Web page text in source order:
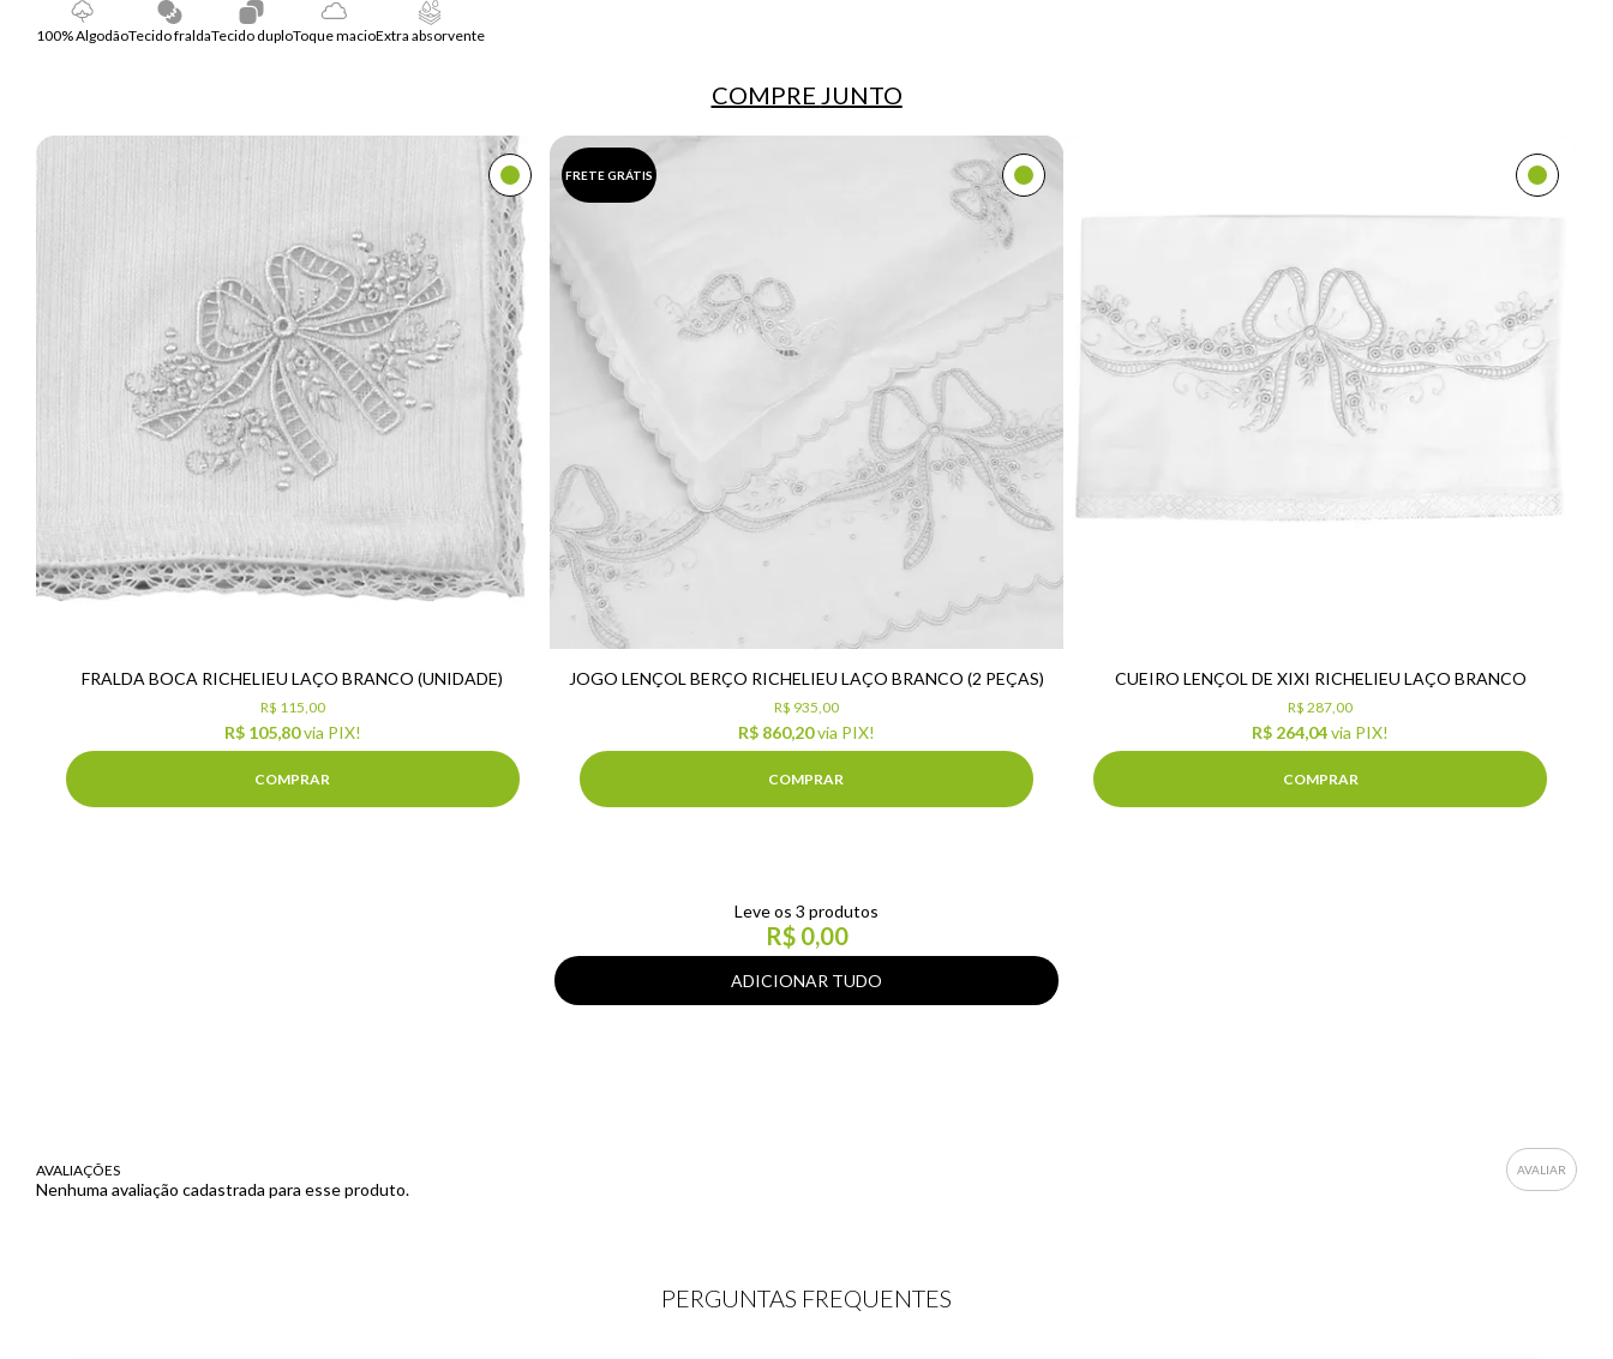
100% AlgodãoTecido fraldaTecido duploToque macioExtra absorvente
COMPRE JUNTO
FRALDA BOCA RICHELIEU LAÇO BRANCO (UNIDADE)
R$ 105,80via PIX!
R$ 115,00
COMPRAR
FRETE GRÁTIS
JOGO LENÇOL BERÇO RICHELIEU LAÇO BRANCO (2 PEÇAS)
R$ 860,20via PIX!
R$ 935,00
COMPRAR
CUEIRO LENÇOL DE XIXI RICHELIEU LAÇO BRANCO
R$ 264,04via PIX!
R$ 287,00
COMPRAR
Leve os 3 produtos
R$ 0,00
AVALIAÇÕES
Nenhuma avaliação cadastrada para esse produto.
PERGUNTAS FREQUENTES